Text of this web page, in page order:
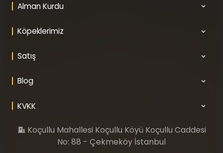
Alman Kurdu
Köpeklerimiz
Satış
Blog
KVKK
Koçullu Mahallesi Koçullu Köyü Koçullu Caddesi
No: 88 - Çekmeköy İstanbul